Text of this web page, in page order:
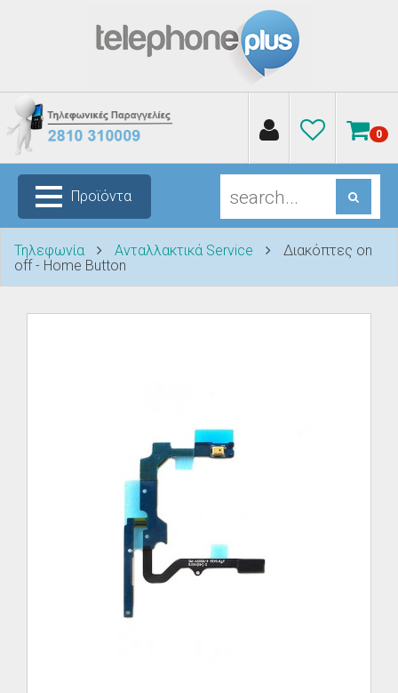
0
Προϊόντα
Τηλεφωνία Ανταλλακτικά Service
Διακόπτες on
off - Home Button